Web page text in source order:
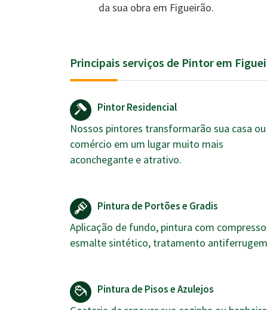
da sua obra em Figueirão.
Principais serviços de Pintor em
Pintor Residencial
Nossos pintores transformarão sua casa ou
comércio em um lugar muito mais
aconchegante e atrativo.
Pintura de Portões e Gradis
Aplicação de fundo, pintura com
esmalte sintético, tratamento
Pintura de Pisos e Azulejos